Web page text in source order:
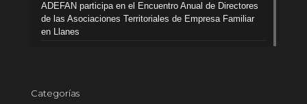
ADEFAN participa en el Encuentro Anual de Directores
de las Asociaciones Territoriales de Empresa Familiar
en Llanes
Categorías